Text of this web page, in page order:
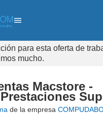
para esta oferta de
mucho.
Macstore -
de la empresa